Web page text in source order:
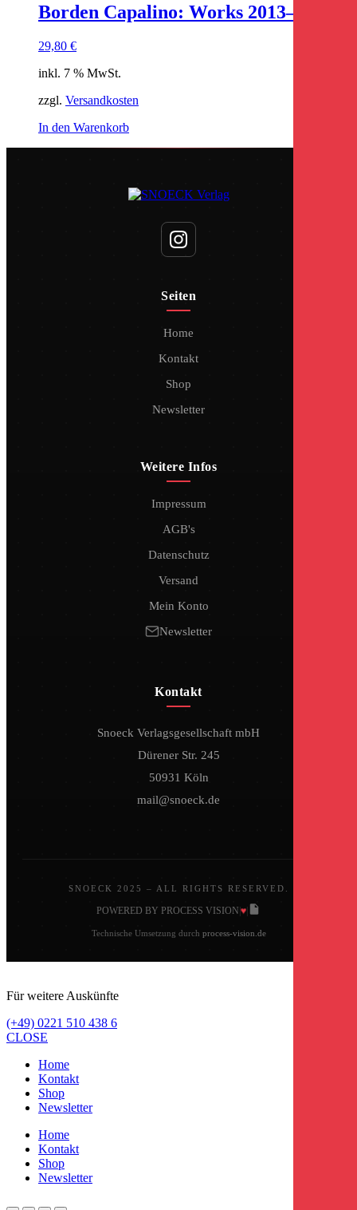
Borden Capalino: Works 2013–2015
29,80 €
inkl. 7 % MwSt.
zzgl. Versandkosten
In den Warenkorb
Seiten
Home
Kontakt
Shop
Newsletter
Weitere Infos
Impressum
AGB's
Datenschutz
Versand
Mein Konto
Newsletter
Kontakt
Snoeck Verlagsgesellschaft mbH
Dürener Str. 245
50931 Köln
mail@snoeck.de
SNOECK 2025 – ALL RIGHTS RESERVED.
POWERED BY PROCESS VISION|♥|
Technische Umsetzung durch process-vision.de
Für weitere Auskünfte
(+49) 0221 510 438 6
CLOSE
Home
Kontakt
Shop
Newsletter
Home
Kontakt
Shop
Newsletter